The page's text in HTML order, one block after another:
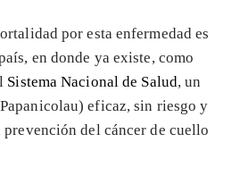
por esta enfermedad es
en donde ya existe, como
Sistema Nacional de Salud, un
eficaz, sin riesgo y
prevención del cáncer de cuello